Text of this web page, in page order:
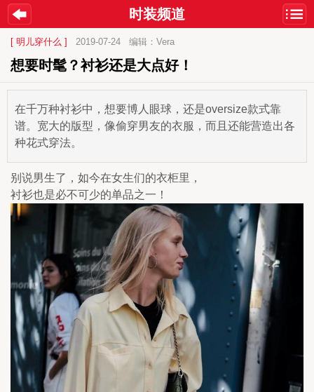
时装频道
[ 明儿穿什么 ] 2019-07-24 编辑：Vera
想要时髦？衬衫还是大点好！
在千万种衬衫中，想要博人眼球，还是oversize款式靠
谱。宽大的版型，像偷穿男友的衣服，而且还能营造出各
种花式穿法。
别说男生了，如今在女生们的衣柜里，
衬衫也是必不可少的单品之一！